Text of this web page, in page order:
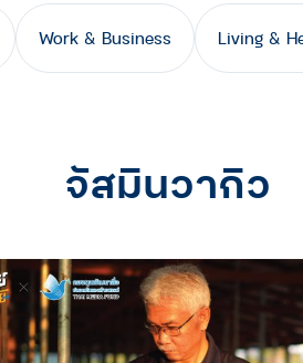
Work & Business Living &
จัสมินวากิว